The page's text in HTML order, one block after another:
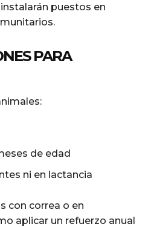
puestos en
PARA
de edad
ni en lactancia
con correa o en
aplicar un refuerzo anual